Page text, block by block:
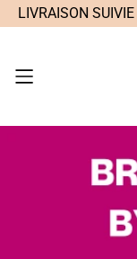
LIVRAISON